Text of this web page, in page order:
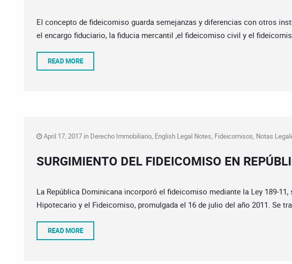
El concepto de fideicomiso guarda semejanzas y diferencias con otros
el encargo fiduciario, la fiducia mercantil ,el fideicomiso civil y el
READ MORE
April 17, 2017 in Derecho Immobiliario, English Legal Notes, Fideicomisos, Notas
SURGIMIENTO DEL FIDEICOMISO EN
La República Dominicana incorporó el fideicomiso mediante la Ley 189-
Hipotecario y el Fideicomiso, promulgada el 16 de julio del año 2011. Se
READ MORE